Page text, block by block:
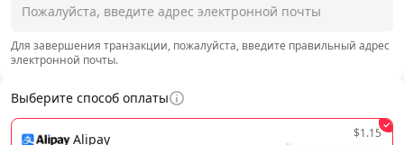
Для завершения транзакции, пожалуйста, введите правильный адрес
электронной почты.
Выберите способ оплаты
Alipay $1.15